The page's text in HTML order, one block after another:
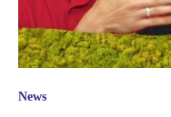
News